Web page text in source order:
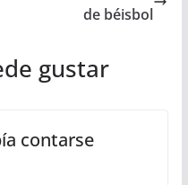
de béisbol
gustar
contarse